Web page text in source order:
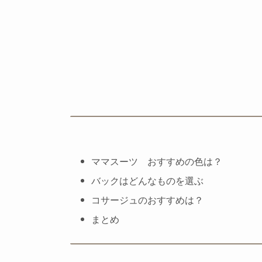
ママスーツ おすすめの色は？
バックはどんなものを選ぶ
コサージュのおすすめは？
まとめ